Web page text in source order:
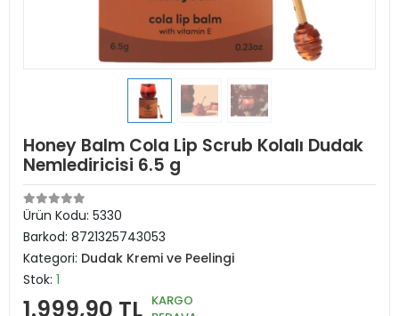
Honey Balm Cola Lip Scrub Kolalı Dudak
Nemlediricisi 6.5 g
Ürün Kodu: 5330
Barkod: 8721325743053
Kategori: Dudak Kremi ve Peelingi
Stok: 1
1.999,90 TL KARGO